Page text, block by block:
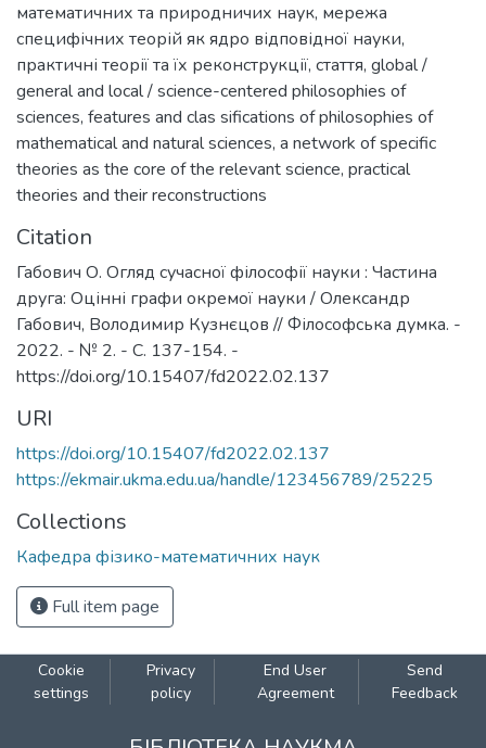
математичних та природничих наук, мережа
специфічних теорій як ядро відповідної науки,
практичні теорії та їх реконструкції, стаття, global /
general and local / science-centered philosophies of
sciences, features and clas sifications of philosophies of
mathematical and natural sciences, a network of specific
theories as the core of the relevant science, practical
theories and their reconstructions
Citation
Габович О. Огляд сучасної філософії науки : Частина
друга: Оцінні графи окремої науки / Олександр
Габович, Володимир Кузнєцов // Філософська думка. -
2022. - № 2. - C. 137-154. -
https://doi.org/10.15407/fd2022.02.137
URI
https://doi.org/10.15407/fd2022.02.137
https://ekmair.ukma.edu.ua/handle/123456789/25225
Collections
Кафедра фізико-математичних наук
Full item page
Cookie
settings
Privacy
policy
End User
Agreement
Send
Feedback